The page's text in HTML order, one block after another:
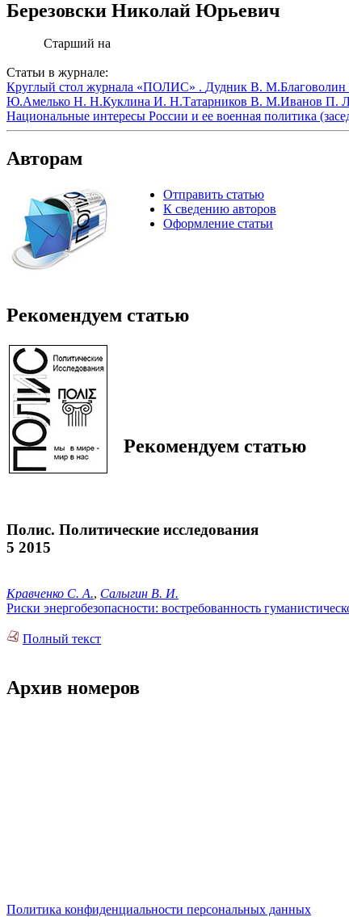
Березовски Николай Юрьевич
Старший на
Статьи в журнале:
Круглый стол журнала «ПОЛИС» . Дудник В. М.
Ю.Амелько Н. Н.Куклина И. Н.Татарников В. М.Иванов П.
Национальные интересы России и ее военная политика
Авторам
Отправить статью
К сведению авторов
Оформление статьи
Рекомендуем статью
Рекомендуем статью
Полис. Политические исследования
5 2015
Кравченко С. А., Салыгин В. И.
Риски энергобезопасности: востребованность
Полный текст
Архив номеров
Политика конфиденциальности персональных данных